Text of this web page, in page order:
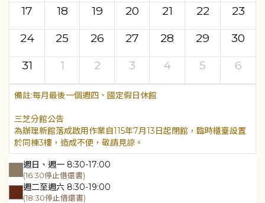
17
18 19 20 21 22
23
24
25 26 27 28 29
30
31
1 2 3 4 5 6
每月最後一個週四、國定假日休館
三芝分館公告
為辦理新館落成啟用作業自115年7月13日起閉館，臨時櫃臺設置
於同棟3樓，造成不便，敬請見諒。
週日、週一 8:30-17:00
(16:30停止借還書)
週二至週六 8:30-19:00
(18:30停止借還書)